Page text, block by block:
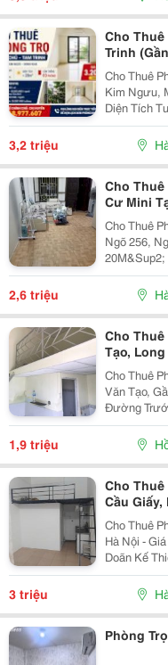
Cho Thuê
Trinh
03 Phòng
Cho Thuê
Kim Ngưu,
Diện Tích
Ngoài Mặt
Diện Tích:
3,2 triệu
Cho
Cư Mini
Cho Thuê
Ngõ 256,
Công Rộng - Full Nội Thất: Có Giường, Tủ, Điêu Hòa,
Nóng
2,6 triệu
Cho Thuê
Tạo,
Đường:
Cho Thuê
Văn Tạo,
Đường Trước
Thuê: 1.900.000 Vnd Vui
0916808038
1,9 triệu
Cho
Cầu Giấy,
Cho Thuê
Hà Nội -
Doãn Kế
Ngoại Ngữ,
Luôn
3 triệu
Phòng